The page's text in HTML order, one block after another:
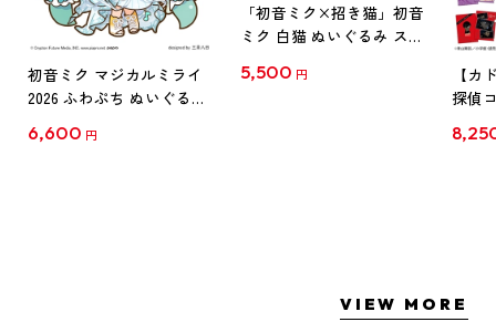
初音ミク マジカルミライ
2026 ふわぷち ぬいぐるみ
6,600 円
「初音ミク×招き猫」初音
ミク 白猫 ぬいぐるみ スタ
5,500 円
【カ
探偵
クリ
VIEW MORE